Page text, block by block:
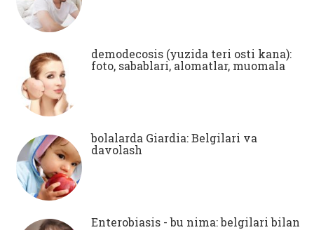
demodecosis (yuzida teri osti kana):
foto, sabablari, alomatlar, muomala
bolalarda Giardia: Belgilari va
davolash
Enterobiasis - bu nima: belgilari bilan